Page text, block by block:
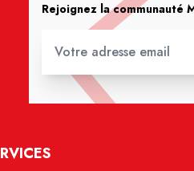
Rejoignez la communauté